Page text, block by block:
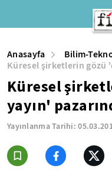
Anasayfa
Bilim-
Küresel şirketlerin gözü
Küresel
yayın'
Yayınlanma Tarihi: